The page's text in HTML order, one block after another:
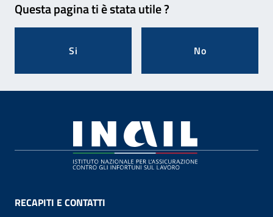
Questa pagina ti è stata utile ?
Si No
RECAPITI E CONTATTI